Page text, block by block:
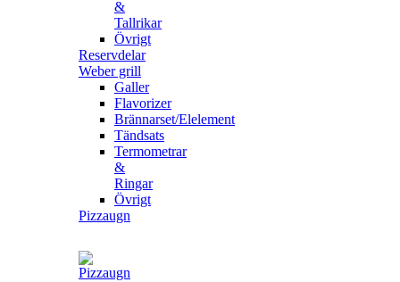
&
Tallrikar
Övrigt
Reservdelar
Weber grill
Galler
Flavorizer
Brännarset/Elelement
Tändsats
Termometrar
&
Ringar
Övrigt
Pizzaugn